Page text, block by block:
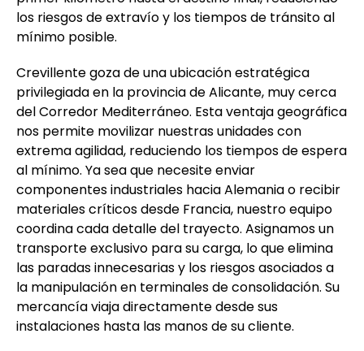
los riesgos de extravío y los tiempos de tránsito al
mínimo posible.
Crevillente goza de una ubicación estratégica
privilegiada en la provincia de Alicante, muy cerca
del Corredor Mediterráneo. Esta ventaja geográfica
nos permite movilizar nuestras unidades con
extrema agilidad, reduciendo los tiempos de espera
al mínimo. Ya sea que necesite enviar
componentes industriales hacia Alemania o recibir
materiales críticos desde Francia, nuestro equipo
coordina cada detalle del trayecto. Asignamos un
transporte exclusivo para su carga, lo que elimina
las paradas innecesarias y los riesgos asociados a
la manipulación en terminales de consolidación. Su
mercancía viaja directamente desde sus
instalaciones hasta las manos de su cliente.